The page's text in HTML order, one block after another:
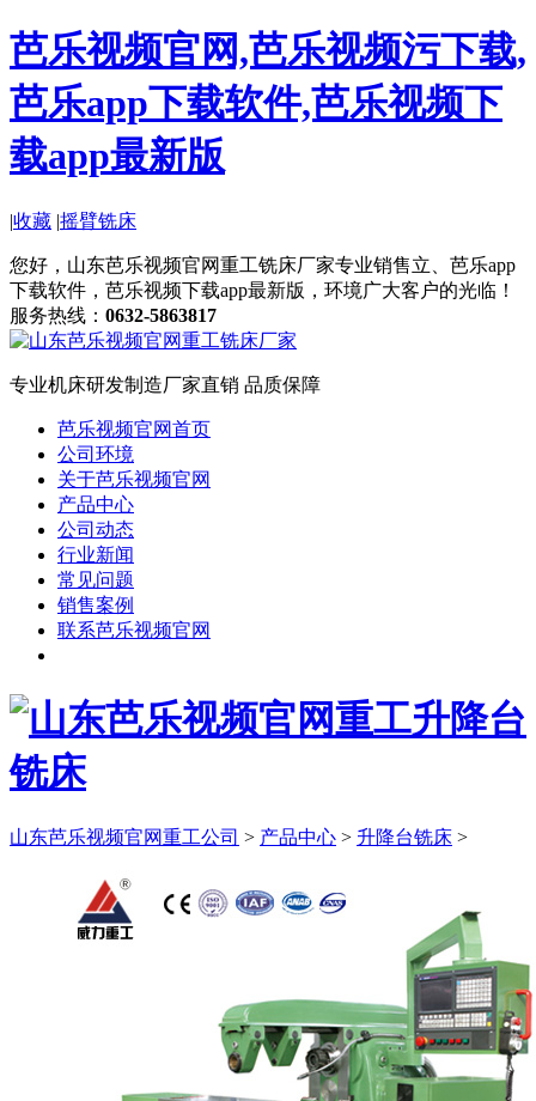
芭乐视频官网,芭乐视频污下载,
芭乐app下载软件,芭乐视频下
载app最新版
|收藏 |摇臂铣床
您好，山东芭乐视频官网重工铣床厂家专业销售立、芭乐app
下载软件，芭乐视频下载app最新版，环境广大客户的光临！
服务热线： 0632-5863817
专业机床研发制造厂家直销 品质保障
芭乐视频官网首页
公司环境
关于芭乐视频官网
产品中心
公司动态
行业新闻
常见问题
销售案例
联系芭乐视频官网
山东芭乐视频官网重工公司 > 产品中心 > 升降台铣床 >